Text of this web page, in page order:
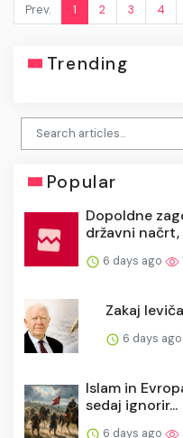
Prev.
1 2 3 4
Trending
Popular
Dopoldne
državni načrt,
6 days ago
Zakaj
6 days ago
Islam in
sedaj ignorir...
6 days ago